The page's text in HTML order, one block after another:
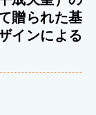
贈られた基
インによる